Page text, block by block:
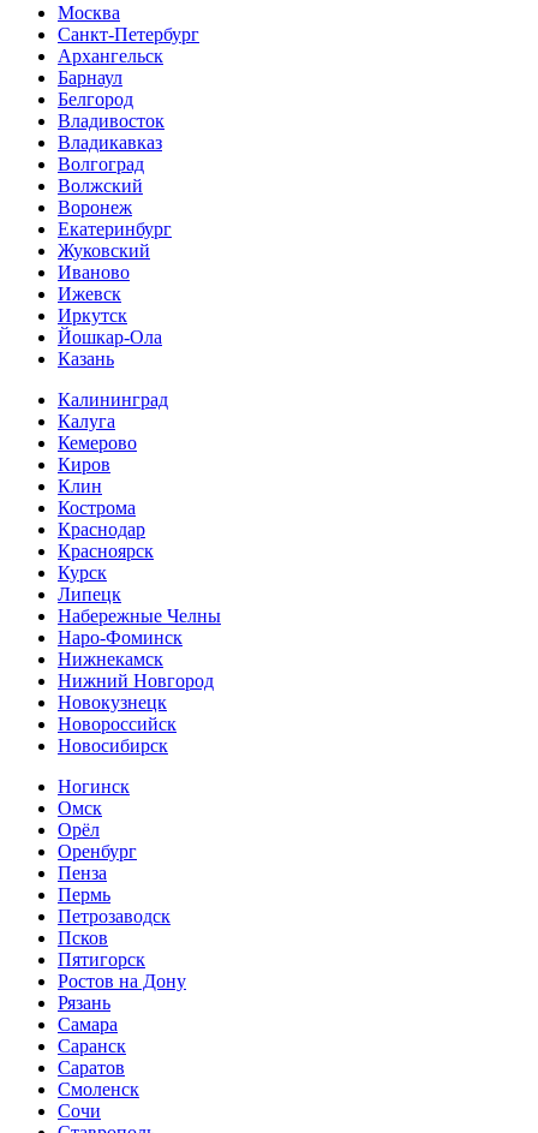
Москва
Санкт-Петербург
Архангельск
Барнаул
Белгород
Владивосток
Владикавказ
Волгоград
Волжский
Воронеж
Екатеринбург
Жуковский
Иваново
Ижевск
Иркутск
Йошкар-Ола
Казань
Калининград
Калуга
Кемерово
Киров
Клин
Кострома
Краснодар
Красноярск
Курск
Липецк
Набережные Челны
Наро-Фоминск
Нижнекамск
Нижний Новгород
Новокузнецк
Новороссийск
Новосибирск
Ногинск
Омск
Орёл
Оренбург
Пенза
Пермь
Петрозаводск
Псков
Пятигорск
Ростов на Дону
Рязань
Самара
Саранск
Саратов
Смоленск
Сочи